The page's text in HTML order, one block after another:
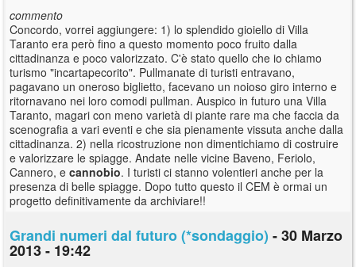
commento
Concordo, vorrei aggiungere: 1) lo splendido gioiello di Villa
Taranto era però fino a questo momento poco fruito dalla
cittadinanza e poco valorizzato. C'è stato quello che io chiamo
turismo "incartapecorito". Pullmanate di turisti entravano,
pagavano un oneroso biglietto, facevano un noioso giro interno e
ritornavano nei loro comodi pullman. Auspico in futuro una Villa
Taranto, magari con meno varietà di piante rare ma che faccia da
scenografia a vari eventi e che sia pienamente vissuta anche dalla
cittadinanza. 2) nella ricostruzione non dimentichiamo di costruire
e valorizzare le spiagge. Andate nelle vicine Baveno, Feriolo,
Cannero, e cannobio. I turisti ci stanno volentieri anche per la
presenza di belle spiagge. Dopo tutto questo il CEM è ormai un
progetto definitivamente da archiviare!!
Grandi numeri dal futuro (*sondaggio) - 30 Marzo
2013 - 19:42